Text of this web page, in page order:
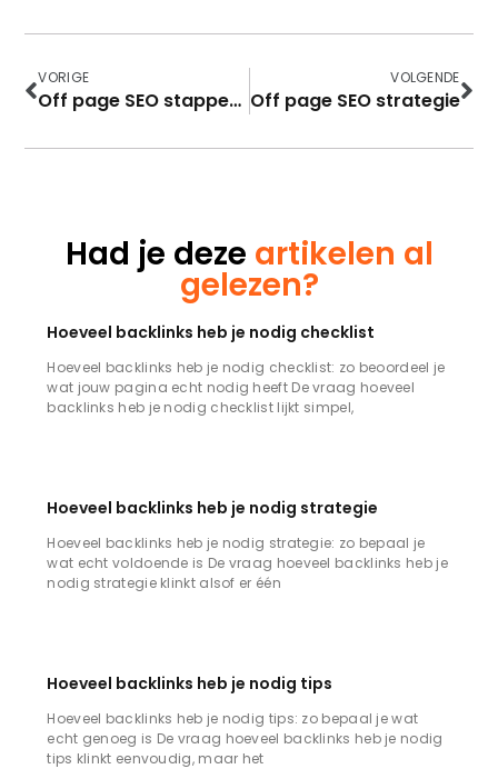
VORIGE
Off page SEO stappenplan
VOLGENDE
Off page SEO strategie
Had je deze artikelen al
gelezen?
Hoeveel backlinks heb je nodig checklist
Hoeveel backlinks heb je nodig checklist: zo beoordeel je
wat jouw pagina echt nodig heeft De vraag hoeveel
backlinks heb je nodig checklist lijkt simpel,
Hoeveel backlinks heb je nodig strategie
Hoeveel backlinks heb je nodig strategie: zo bepaal je
wat echt voldoende is De vraag hoeveel backlinks heb je
nodig strategie klinkt alsof er één
Hoeveel backlinks heb je nodig tips
Hoeveel backlinks heb je nodig tips: zo bepaal je wat
echt genoeg is De vraag hoeveel backlinks heb je nodig
tips klinkt eenvoudig, maar het